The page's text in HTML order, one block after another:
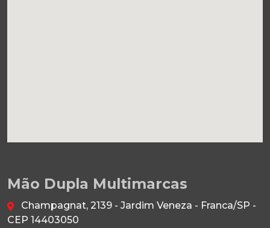
Mão Dupla Multimarcas
Champagnat, 2139 - Jardim Veneza - Franca/SP -
CEP 14403050